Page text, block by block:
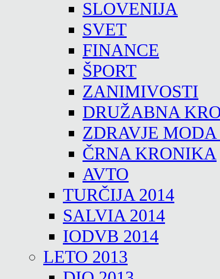
SLOVENIJA
SVET
FINANCE
ŠPORT
ZANIMIVOSTI
DRUŽABNA
ZDRAVJE
ČRNA KRONIKA
AVTO
TURČIJA 2014
SALVIA 2014
IODVB 2014
LETO 2013